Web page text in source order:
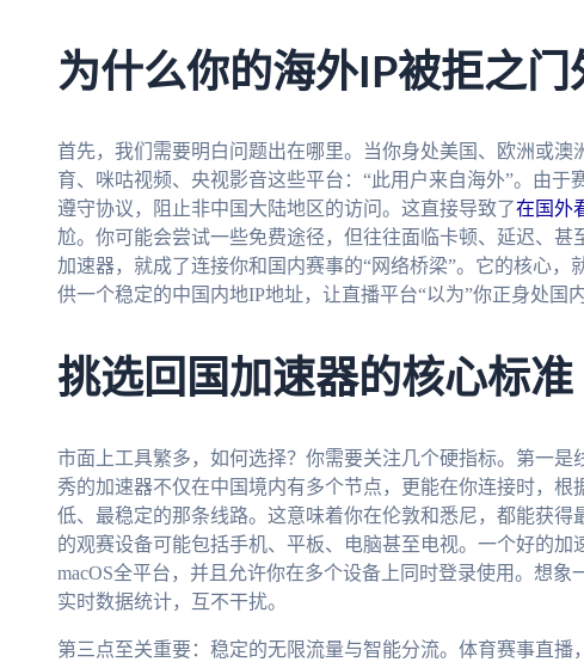
为什么你的海外IP被拒之门
首先，我们需要明白问题出在哪里。当你身处美国、欧洲或澳
育、咪咕视频、央视影音这些平台：“此用户来自海外”。由
遵守协议，阻止非中国大陆地区的访问。这直接导致了在国外
尬。你可能会尝试一些免费途径，但往往面临卡顿、延迟、甚
加速器，就成了连接你和国内赛事的“网络桥梁”。它的核心，
供一个稳定的中国内地IP地址，让直播平台“以为”你正身处国内
挑选回国加速器的核心标准
市面上工具繁多，如何选择？你需要关注几个硬指标。第一
秀的加速器不仅在中国境内有多个节点，更能在你连接时，
低、最稳定的那条线路。这意味着你在伦敦和悉尼，都能获
的观赛设备可能包括手机、平板、电脑甚至电视。一个好的加
macOS全平台，并且允许你在多个设备上同时登录使用。想
实时数据统计，互不干扰。
第三点至关重要：稳定的无限流量与智能分流。体育赛事直